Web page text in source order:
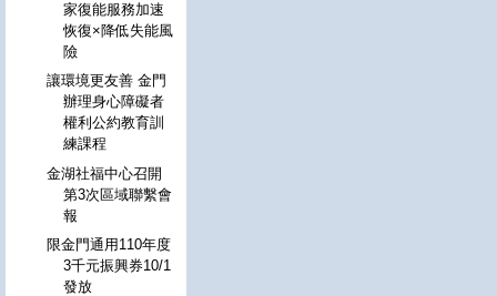
家復能服務加速
恢復×降低失能風
險
讓環境更友善 金門
辦理身心障礙者
權利公約教育訓
練課程
金湖社福中心召開
第3次區域聯繫會
報
限金門通用110年度
3千元振興券10/1
發放